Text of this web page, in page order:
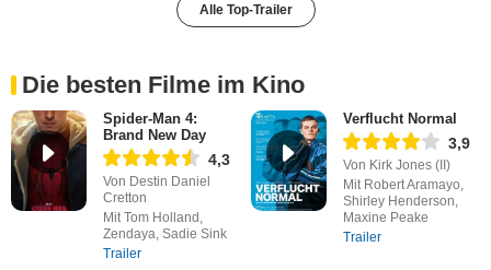
Alle Top-Trailer
Die besten Filme im Kino
Spider-Man 4:
Brand New Day
4,3
Von Destin Daniel
Cretton
Mit Tom Holland,
Zendaya, Sadie Sink
Trailer
Verflucht Normal
3,9
Von Kirk Jones (II)
Mit Robert Aramayo,
Shirley Henderson,
Maxine Peake
Trailer